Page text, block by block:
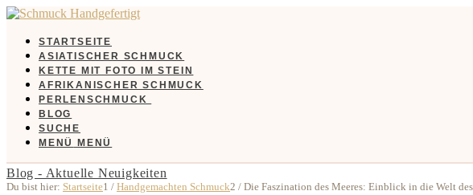
STARTSEITE
ASIATISCHER SCHMUCK
KETTE MIT FOTO IM STEIN
AFRIKANISCHER SCHMUCK
PERLENSCHMUCK
BLOG
SUCHE
MENÜ
MENÜ
Blog - Aktuelle Neuigkeiten
Du bist hier: Startseite1 / Handgemachten Schmuck2 / Die Faszination des Meeres: Einblick in die Welt